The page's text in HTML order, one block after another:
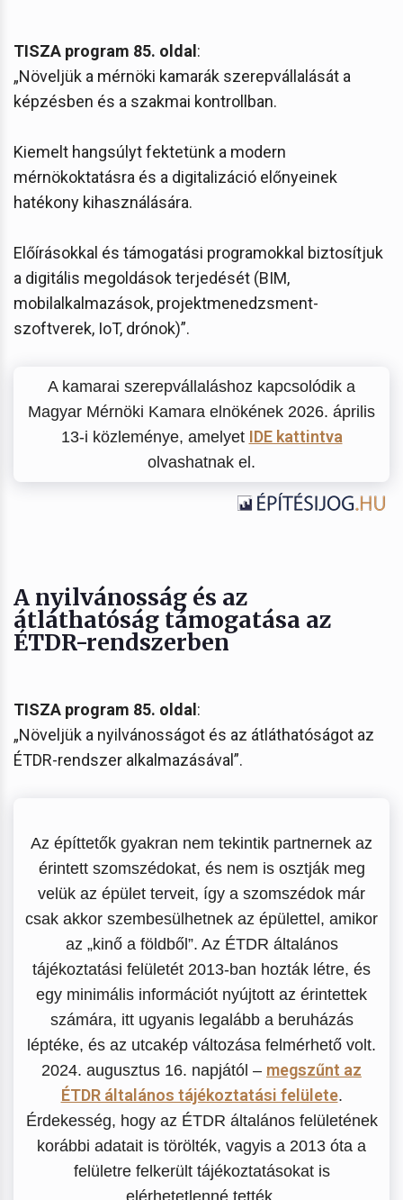
TISZA program 85. oldal :
„Növeljük a mérnöki kamarák szerepvállalását a
képzésben és a szakmai kontrollban.
Kiemelt hangsúlyt fektetünk a modern
mérnökoktatásra és a digitalizáció előnyeinek
hatékony kihasználására.
Előírásokkal és támogatási programokkal biztosítjuk
a digitális megoldások terjedését (BIM,
mobilalkalmazások, projektmenedzsment-
szoftverek, IoT, drónok)”.
A kamarai szerepvállaláshoz kapcsolódik a
Magyar Mérnöki Kamara elnökének 2026. április
13-i közleménye, amelyet IDE kattintva
olvashatnak el.
A nyilvánosság és az
átláthatóság támogatása az
ÉTDR-rendszerben
TISZA program 85. oldal :
„Növeljük a nyilvánosságot és az átláthatóságot az
ÉTDR-rendszer alkalmazásával”.
Az építtetők gyakran nem tekintik partnernek az
érintett szomszédokat, és nem is osztják meg
velük az épület terveit, így a szomszédok már
csak akkor szembesülhetnek az épülettel, amikor
az „kinő a földből”. Az ÉTDR általános
tájékoztatási felületét 2013-ban hozták létre, és
egy minimális információt nyújtott az érintettek
számára, itt ugyanis legalább a beruházás
léptéke, és az utcakép változása felmérhető volt.
2024. augusztus 16. napjától – megszűnt az
ÉTDR általános tájékoztatási felülete.
Érdekesség, hogy az ÉTDR általános felületének
korábbi adatait is törölték, vagyis a 2013 óta a
felületre felkerült tájékoztatásokat is